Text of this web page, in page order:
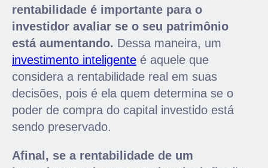
rentabilidade é importante para o
investidor avaliar se o seu patrimônio
está aumentando. Dessa maneira, um
investimento inteligente é aquele que
considera a rentabilidade real em suas
decisões, pois é ela quem determina se o
poder de compra do capital investido está
sendo preservado.
Afinal, se a rentabilidade de um